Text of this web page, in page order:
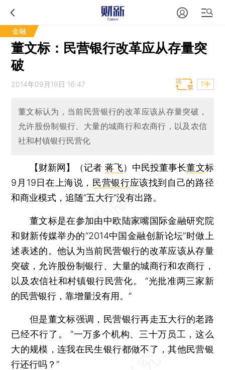
金融
董文标：民营银行改革应从存量突
破
2014年09月19日 16:47 T中
董文标认为，当前民营银行的改革应该从存量突破，
允许股份制银行、大量的城商行和农商行，以及农信
社和村镇银行民营化
【财新网】（记者 蒋飞） 中民投董事长董文标
9月19日在上海说， 民营银行应该找到自己的路径
和商业模式，追随“五大行”没有出路。
董文标是在参加由中欧陆家嘴国际金融研究院
和财新传媒举办的“2014中国金融创新论坛”时做上
述表述的。他认为当前民营银行的改革应该从存量
突破，允许股份制银行、大量的城商行和农商行，
以及农信社和村镇银行民营化。 “光批准两三家新
的民营银行，靠增量没有用。”
但是董文标强调，民营银行再走五大行的老路
已经不行了。 “一万多个机构、三十万员工，这么
大的规模，连我在民生银行都做不了，其他民营银
行还行吗？”